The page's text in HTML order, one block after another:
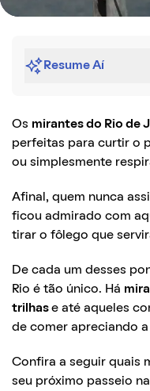
Resume Aí
Os mirantes do Rio de
perfeitas para curtir o
ou simplesmente
Afinal, quem nunca
ficou admirado com
tirar o fôlego que
De cada um desses
Rio é tão único. Há
trilhas e até aqueles
de comer apreciando a
Confira a seguir quais
seu próximo passeio